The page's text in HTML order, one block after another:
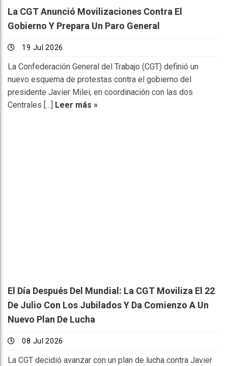
La CGT Anunció Movilizaciones Contra El
Gobierno Y Prepara Un Paro General
19 Jul 2026
La Confederación General del Trabajo (CGT) definió un
nuevo esquema de protestas contra el gobierno del
presidente Javier Milei, en coordinación con las dos
Centrales […] Leer más »
El Día Después Del Mundial: La CGT Moviliza El 22
De Julio Con Los Jubilados Y Da Comienzo A Un
Nuevo Plan De Lucha
08 Jul 2026
La CGT decidió avanzar con un plan de lucha contra Javier